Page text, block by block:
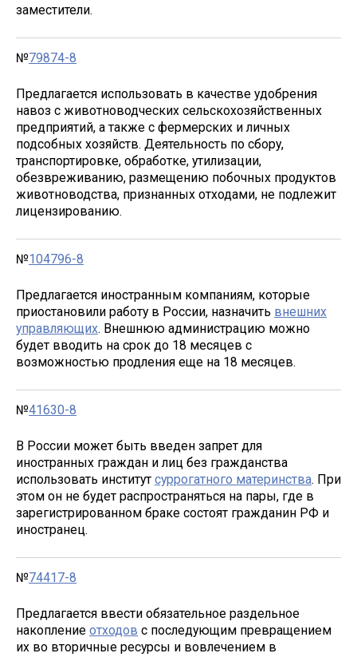
заместители.
№79874-8
Предлагается использовать в качестве удобрения
навоз с животноводческих сельскохозяйственных
предприятий, а также с фермерских и личных
подсобных хозяйств. Деятельность по сбору,
транспортировке, обработке, утилизации,
обезвреживанию, размещению побочных продуктов
животноводства, признанных отходами, не подлежит
лицензированию.
№104796-8
Предлагается иностранным компаниям, которые
приостановили работу в России, назначить внешних
управляющих. Внешнюю администрацию можно
будет вводить на срок до 18 месяцев с
возможностью продления еще на 18 месяцев.
№41630-8
В России может быть введен запрет для
иностранных граждан и лиц без гражданства
использовать институт суррогатного материнства. При
этом он не будет распространяться на пары, где в
зарегистрированном браке состоят гражданин РФ и
иностранец.
№74417-8
Предлагается ввести обязательное раздельное
накопление отходов с последующим превращением
их во вторичные ресурсы и вовлечением в